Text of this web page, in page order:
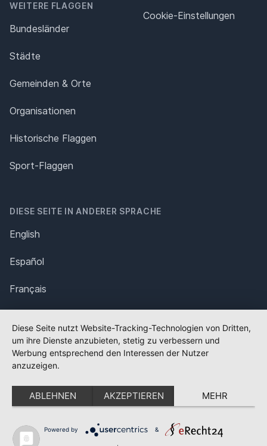
WEITERE FLAGGEN
Bundesländer
Städte
Gemeinden & Orte
Organisationen
Historische Flaggen
Sport-Flaggen
Cookie-Einstellungen
DIESE SEITE IN ANDERER SPRACHE
English
Español
Français
Polska
Português
Nederlands
Svenska
Diese Seite nutzt Website-Tracking-Technologien von Dritten,
um ihre Dienste anzubieten, stetig zu verbessern und
Werbung entsprechend den Interessen der Nutzer
anzuzeigen.
ABLEHNEN AKZEPTIEREN MEHR
Powered by &